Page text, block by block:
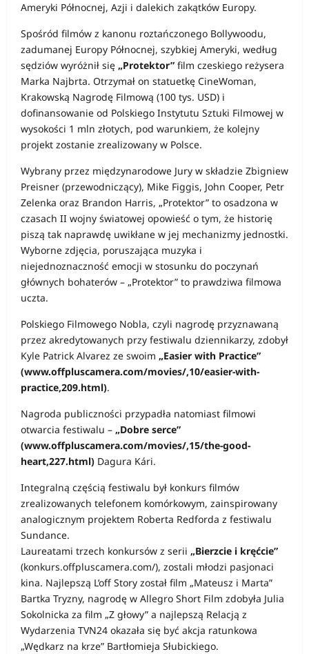
Ameryki Północnej, Azji i dalekich zakątków Europy.
Spośród filmów z kanonu roztańczonego Bollywoodu,
zadumanej Europy Północnej, szybkiej Ameryki, według
sędziów wyróżnił się „Protektor” film czeskiego reżysera
Marka Najbrta. Otrzymał on statuetkę CineWoman,
Krakowską Nagrodę Filmową (100 tys. USD) i
dofinansowanie od Polskiego Instytutu Sztuki Filmowej w
wysokości 1 mln złotych, pod warunkiem, że kolejny
projekt zostanie zrealizowany w Polsce.
Wybrany przez międzynarodowe Jury w składzie Zbigniew
Preisner (przewodniczący), Mike Figgis, John Cooper, Petr
Zelenka oraz Brandon Harris, „Protektor” to osadzona w
czasach II wojny światowej opowieść o tym, że historię
piszą tak naprawdę uwikłane w jej mechanizmy jednostki.
Wyborne zdjęcia, poruszająca muzyka i
niejednoznaczność emocji w stosunku do poczynań
głównych bohaterów – „Protektor” to prawdziwa filmowa
uczta.
Polskiego Filmowego Nobla, czyli nagrodę przyznawaną
przez akredytowanych przy festiwalu dziennikarzy, zdobył
Kyle Patrick Alvarez ze swoim „Easier with Practice”
(www.offpluscamera.com/movies/,10/easier-with-
practice,209.html).
Nagroda publiczności przypadła natomiast filmowi
otwarcia festiwalu – „Dobre serce”
(www.offpluscamera.com/movies/,15/the-good-
heart,227.html) Dagura Kári.
Integralną częścią festiwalu był konkurs filmów
zrealizowanych telefonem komórkowym, zainspirowany
analogicznym projektem Roberta Redforda z festiwalu
Sundance.
Laureatami trzech konkursów z serii „Bierzcie i kręćcie”
(konkurs.offpluscamera.com/), zostali młodzi pasjonaci
kina. Najlepszą L’off Story został film „Mateusz i Marta”
Bartka Tryzny, nagrodę w Allegro Short Film zdobyła Julia
Sokolnicka za film „Z głowy” a najlepszą Relacją z
Wydarzenia TVN24 okazała się być akcja ratunkowa
„Wędkarz na krze” Bartłomieja Słubickiego.